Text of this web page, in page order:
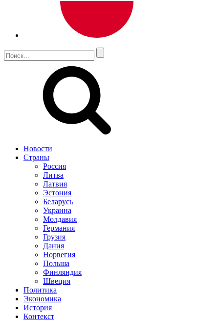
Новости
Страны
Россия
Литва
Латвия
Эстония
Беларусь
Украина
Молдавия
Германия
Грузия
Дания
Норвегия
Польша
Финляндия
Швеция
Политика
Экономика
История
Контекст